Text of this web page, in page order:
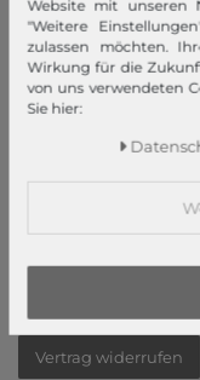
Mein Konto
Login
Neukunde?
Informationen
Newsletter
Vertrag widerrufen
Website mit unseren
"Weitere
zulassen möchten.
Wirkung für die
von uns verwendeten
Sie hier: